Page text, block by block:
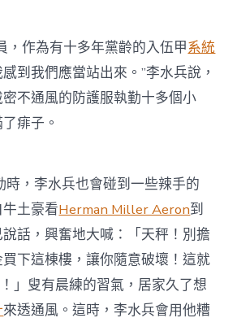
，作為有十多年黨齡的入伍甲系統
到我們應當站出來。”李水兵說，
不通風的防護服執勤十多個小
痱子。
時，李水兵也會碰到一些辣手的
土豪看Herman Miller Aeron到
話，興奮地大喊：「天秤！別擔
下這棟樓，讓你隨意破壞！這就
」叟有晨練的習氣，居家久了想
來透通風。這時，李水兵會用他糟